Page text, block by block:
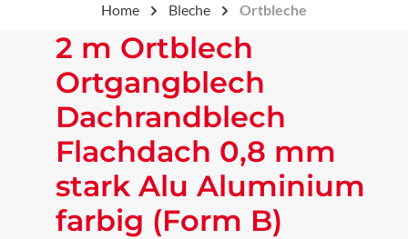
Home Bleche Ortbleche
2 m Ortblech
Ortgangblech
Dachrandblech
Flachdach 0,8 mm
stark Alu Aluminium
farbig (Form B)